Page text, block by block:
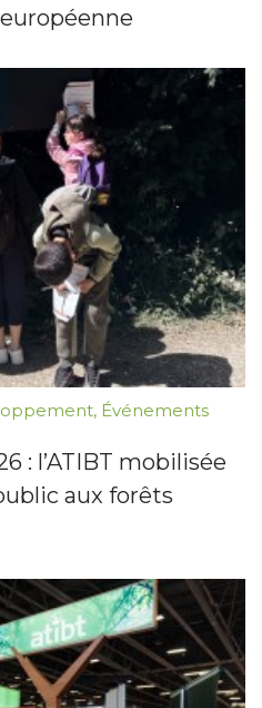
, Événements
: l’ATIBT mobilisée
aux forêts